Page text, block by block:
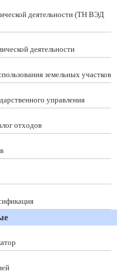
деятельности (ТН ВЭД
деятельности
земельных участков
управления
отходов